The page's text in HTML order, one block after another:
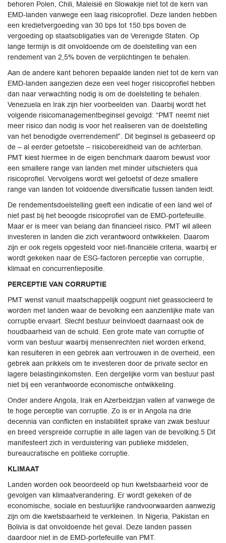
behoren Polen, Chili, Maleisië en Slowakije niet tot de kern van
EMD-landen vanwege een laag risicoprofiel. Deze landen hebben
een kredietvergoeding van 30 bps tot 150 bps boven de
vergoeding op staatsobligaties van de Verenigde Staten. Op
lange termijn is dit onvoldoende om de doelstelling van een
rendement van 2,5% boven de verplichtingen te behalen.
Aan de andere kant behoren bepaalde landen niet tot de kern van
EMD-landen aangezien deze een veel hoger risicoprofiel hebben
dan naar verwachting nodig is om de doelstelling te behalen.
Venezuela en Irak zijn hier voorbeelden van. Daarbij wordt het
volgende risicomanagementbeginsel gevolgd: “PMT neemt niet
meer risico dan nodig is voor het realiseren van de doelstelling
van het benodigde overrendement”. Dit beginsel is gebaseerd op
de – al eerder getoetste – risicobereidheid van de achterban.
PMT kiest hiermee in de eigen benchmark daarom bewust voor
een smallere range van landen met minder uitschieters qua
risicoprofiel. Vervolgens wordt wel getoetst of deze smallere
range van landen tot voldoende diversificatie tussen landen leidt.
De rendementsdoelstelling geeft een indicatie of een land wel of
niet past bij het beoogde risicoprofiel van de EMD-portefeuille.
Maar er is meer van belang dan financieel risico. PMT wil alleen
investeren in landen die zich verantwoord ontwikkelen. Daarom
zijn er ook regels opgesteld voor niet-financiële criteria, waarbij er
wordt gekeken naar de ESG-factoren perceptie van corruptie,
klimaat en concurrentiepositie.
PERCEPTIE VAN CORRUPTIE
PMT wenst vanuit maatschappelijk oogpunt niet geassocieerd te
worden met landen waar de bevolking een aanzienlijke mate van
corruptie ervaart. Slecht bestuur beïnvloedt daarnaast ook de
houdbaarheid van de schuld. Een grote mate van corruptie of
vorm van bestuur waarbij mensenrechten niet worden erkend,
kan resulteren in een gebrek aan vertrouwen in de overheid, een
gebrek aan prikkels om te investeren door de private sector en
lagere belastinginkomsten. Een dergelijke vorm van bestuur past
niet bij een verantwoorde economische ontwikkeling.
Onder andere Angola, Irak en Azerbeidzjan vallen af vanwege de
te hoge perceptie van corruptie. Zo is er in Angola na drie
decennia van conflicten en instabiliteit sprake van zwak bestuur
en breed verspreide corruptie in alle lagen van de bevolking.5 Dit
manifesteert zich in verduistering van publieke middelen,
bureaucratische en politieke corruptie.
KLIMAAT
Landen worden ook beoordeeld op hun kwetsbaarheid voor de
gevolgen van klimaatverandering. Er wordt gekeken of de
economische, sociale en bestuurlijke randvoorwaarden aanwezig
zijn om die kwetsbaarheid te verkleinen. In Nigeria, Pakistan en
Bolivia is dat onvoldoende het geval. Deze landen passen
daardoor niet in de EMD-portefeuille van PMT.